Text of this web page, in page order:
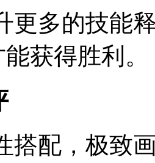
更多的技能
获得胜利。
搭配，极致